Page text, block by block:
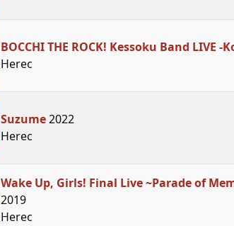
BOCCHI THE ROCK! Kessoku Band LIVE -
Herec
Suzume2022
Herec
Wake Up, Girls! Final Live ~Parade of
2019
Herec